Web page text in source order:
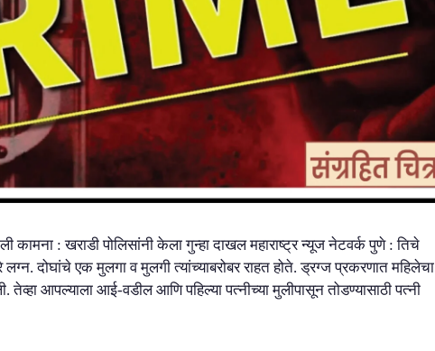
कामना : खराडी पोलिसांनी केला गुन्हा दाखल महाराष्ट्र न्यूज नेटवर्क पुणे : तिचे
दोघांचे एक मुलगा व मुलगी त्यांच्याबरोबर राहत होते. ड्रग्ज प्रकरणात महिलेचा
तेव्हा आपल्याला आई-वडील आणि पहिल्या पत्नीच्या मुलीपासून तोडण्यासाठी पत्नी